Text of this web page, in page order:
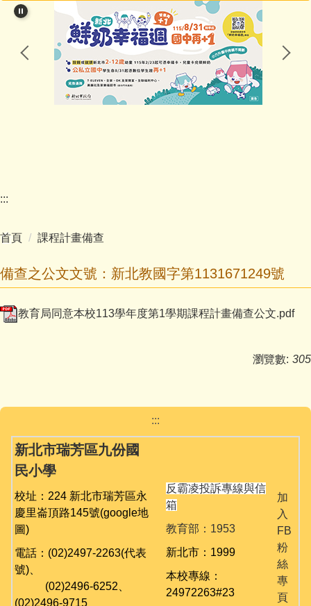
學校簡介
學校特色
學生活動
影音專區
媒體報導
台灣母語日專區
英語日活動專區
公開授課專區
課程計畫備查
校園資訊業務專區
:::
首頁 課程計畫備查
備查之公文文號：新北教國字第1131671249號
教育局同意本校113學年度第1學期課程計畫備查公文.pdf
瀏覽數: 305
:::
新北市瑞芳區九份國
民小學
校址：224 新北市瑞芳區永
慶里崙頂路145號(google地
圖)
電話：(02)2497-2263(代表
號)、
(02)2496-6252、
(02)2496-9715
反霸凌投訴專線與信
箱
教育部：1953
新北市：1999
本校專線：
24972263#23
加
入
FB
粉
絲
專
頁